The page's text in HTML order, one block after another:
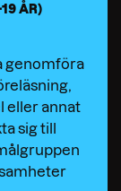
ÅR)
genomföra
eller annat
sig till